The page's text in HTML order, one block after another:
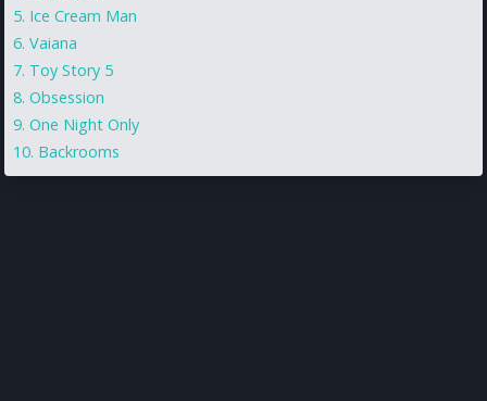
Ice Cream Man
Vaiana
Toy Story 5
Obsession
One Night Only
Backrooms